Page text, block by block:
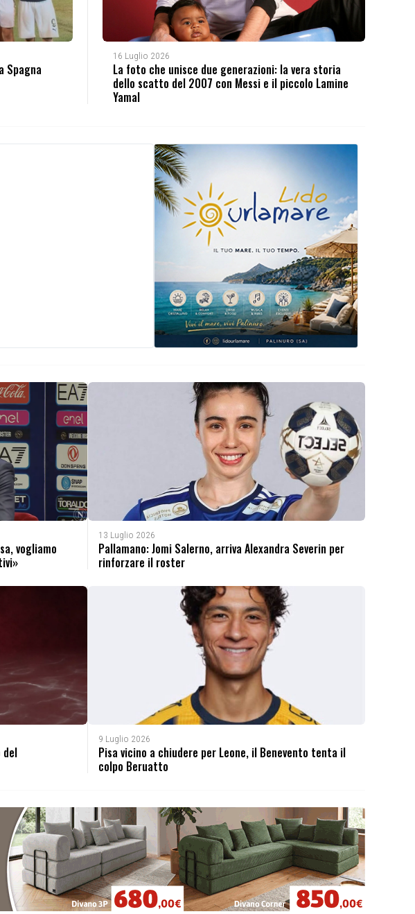
Spagna
16 Luglio 2026
La foto che unisce due generazioni: la vera storia
dello scatto del 2007 con Messi e il piccolo Lamine
Yamal
vogliamo
13 Luglio 2026
Pallamano: Jomi Salerno, arriva Alexandra Severin per
rinforzare il roster
del
9 Luglio 2026
Pisa vicino a chiudere per Leone, il Benevento tenta il
colpo Beruatto